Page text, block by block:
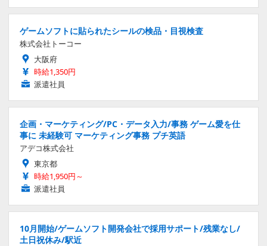
ゲームソフトに貼られたシールの検品・目視検査
株式会社トーコー
大阪府
時給1,350円
派遣社員
企画・マーケティング/PC・データ入力/事務 ゲーム愛を仕
事に 未経験可 マーケティング事務 プチ英語
アデコ株式会社
東京都
時給1,950円～
派遣社員
10月開始/ゲームソフト開発会社で採用サポート/残業なし/
土日祝休み/駅近